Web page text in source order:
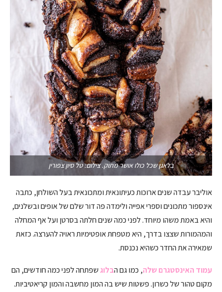
בלאגן שכל כולו אושר מתוק. צילום: טל סיון צפורין
אוליבר עבדה שנים ארוכות כעיתונאית ומתכונאית בעל השולחן, כתבה
אינספור מתכונים וספרי אפייה ולימדה פה דור שלם של אופים ובשלנים,
והיא באמת משהו מיוחד. לפני כמה שנים חלתה בסרטן ועל אף המחלה
והמהמורות שצצו בדרך, היא מטפחת אופטימיות ראויה להערצה. כזאת
שמאירה את החדר כשהיא נכנסת.
עמוד האינסטגרם שלה, כמו גם הבלוגשפתחה לפני כמה חודשים, הם
מקום טהור של כשרון. פשטות שיש בה המון מחשבה והמון קריאטיביות.